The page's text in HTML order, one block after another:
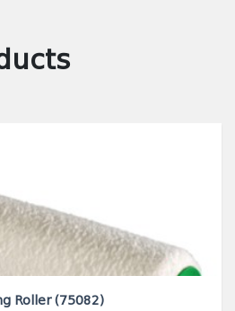
Roller (75082)